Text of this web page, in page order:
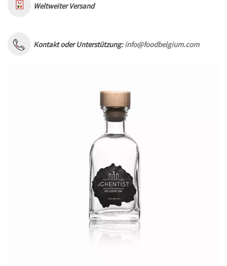
Weltweiter Versand
Kontakt oder Unterstützung:info@foodbelgium.com